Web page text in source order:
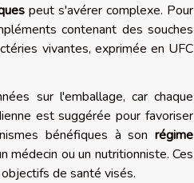
peut s'avérer complexe. Pour
contenant des souches
vivantes, exprimée en UFC
sur l'emballage, car chaque
est suggérée pour favoriser
bénéfiques à son régime
médecin ou un nutritionniste. Ces
de santé visés.